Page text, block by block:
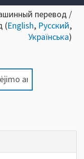
перевод /
(English, Русский,
Українська)